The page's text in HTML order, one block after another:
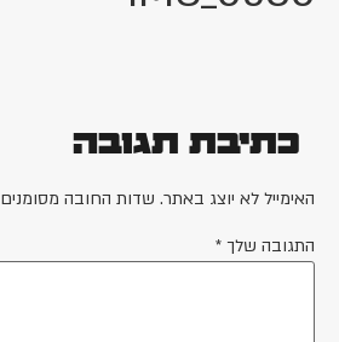
כתיבת תגובה
האימייל לא יוצג באתר. שדות החובה מסומנים
התגובה שלך *